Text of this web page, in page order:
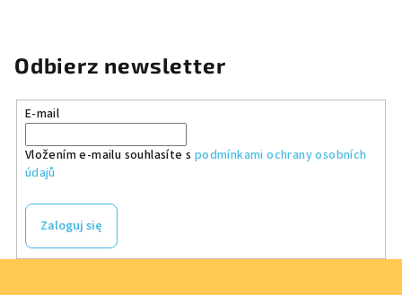
Odbierz newsletter
E-mail
Vložením e-mailu souhlasíte s podmínkami ochrany osobních
údajů
Zaloguj się